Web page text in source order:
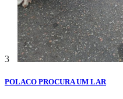
3
POLACO PROCURA UM LAR